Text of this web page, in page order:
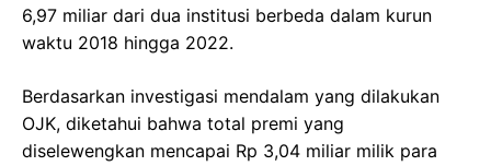
6,97 miliar dari dua institusi berbeda dalam kurun
waktu 2018 hingga 2022.
Berdasarkan investigasi mendalam yang dilakukan
OJK, diketahui bahwa total premi yang
diselewengkan mencapai Rp 3,04 miliar milik para